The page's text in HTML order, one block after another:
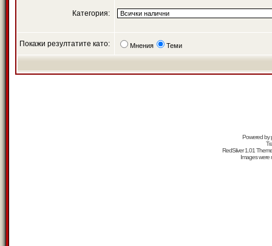
Категория:
Покажи резултатите като: Мнения Теми
Powered by
RedSilver 1.01
Images were